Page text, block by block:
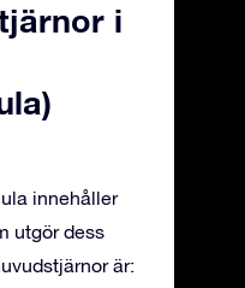
i
innehåller
utgör dess
är: